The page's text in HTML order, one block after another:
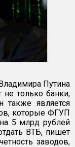
Путина
не только банки,
также является
которые ФГУП
5 млрд рублей
ВТБ, пишет
заводов,